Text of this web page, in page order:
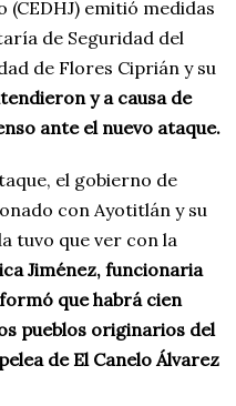
(CEDHJ) emitió medidas
de Seguridad del
de Flores Ciprián y su
y a causa de
ante el nuevo ataque.
el gobierno de
con Ayotitlán y su
tuvo que ver con la
Jiménez, funcionaria
que habrá cien
pueblos originarios del
de El Canelo Álvarez